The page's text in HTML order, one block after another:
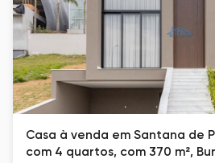
Casa à venda em Santana de
com 4 quartos, com 370 m²,